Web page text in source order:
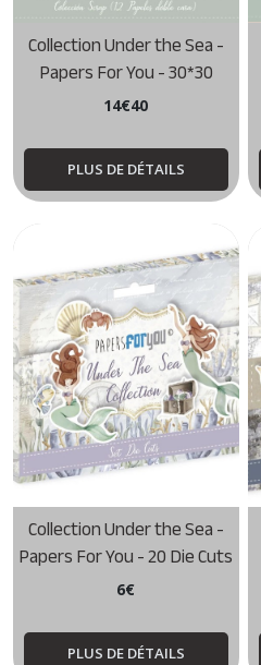
Collection Under the Sea -
Papers For You - 30*30
14€40
PLUS DE DÉTAILS
Collection Under the Sea -
Papers For You - 20 Die Cuts
6€
PLUS DE DÉTAILS